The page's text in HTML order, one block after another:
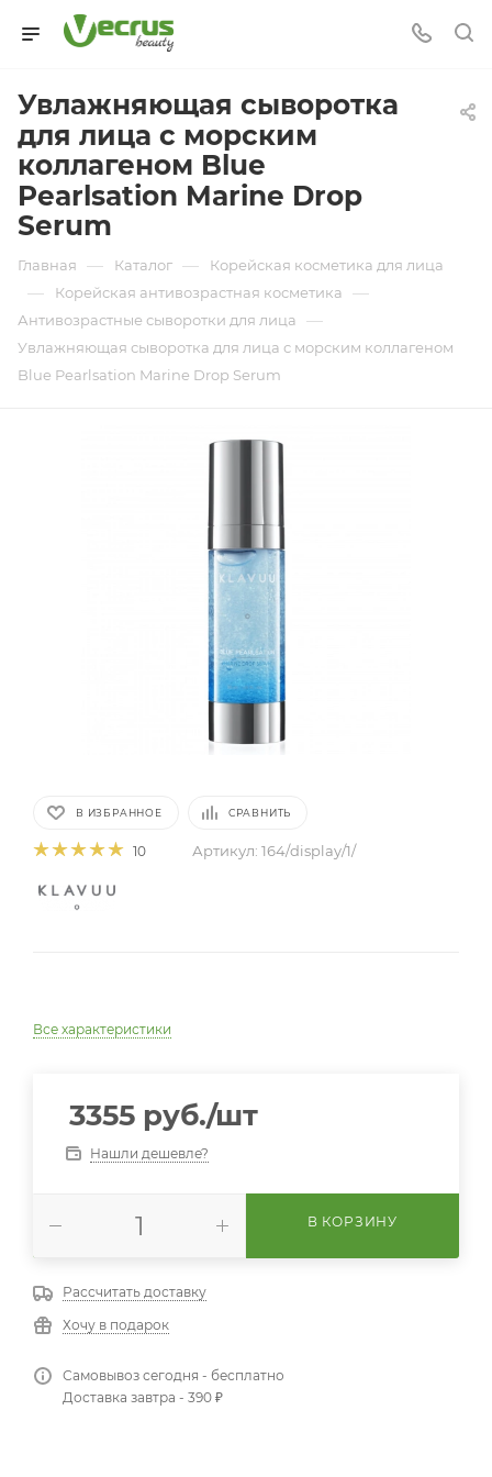
Увлажняющая сыворотка
для лица с морским
коллагеном Blue
Pearlsation Marine Drop
Serum
Главная — Каталог — Корейская косметика для лица
— Корейская антивозрастная косметика —
Антивозрастные сыворотки для лица —
Увлажняющая сыворотка для лица с морским коллагеном
Blue Pearlsation Marine Drop Serum
В ИЗБРАННОЕ СРАВНИТЬ
10 Артикул: 164/display/1/
Все характеристики
3355 руб./шт
Нашли дешевле?
В КОРЗИНУ
Рассчитать доставку
Хочу в подарок
Самовывоз сегодня - бесплатно
Доставка завтра - 390 ₽